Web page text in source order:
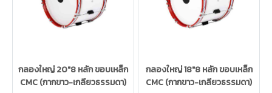
กลองใหญ่ 20"8 หลัก ขอบเหล็ก
CMC (กากขาว-เกลียวธรรมดา)
กลองใหญ่ 18"8 หลัก ขอบเหล็ก
CMC (กากขาว-เกลียวธรรมดา)